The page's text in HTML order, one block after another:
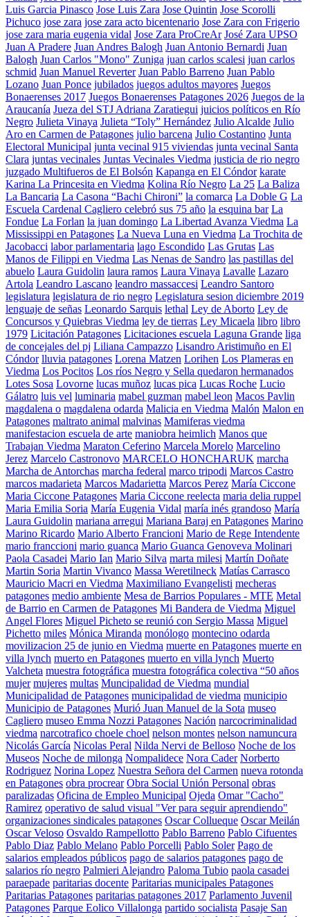
Luis Garcia Pinasco Jose Luis Zara Jose Quintin Jose Scorolli
Pichuco jose zara jose zara acto bicentenario Jose Zara con Frigerio
jose zara maria eugenia vidal Jose Zara ProCreAr José Zara UPSO
Juan A Pradere Juan Andres Balogh Juan Antonio Bernardi Juan
Balogh Juan Carlos "Mono" Zuniga juan carlos scalesi juan carlos
schmid Juan Manuel Reverter Juan Pablo Barreno Juan Pablo
Lozano Juan Ponce jubilados juegos adultos mayores Juegos
Bonaerenses 2017 Juegos Bonaerenses Patagones 2026 Juegos de la
Araucanía Jueza del STJ Adriana Zaratiegui juicios políticos en Río
Negro Julieta Vinaya Julieta “Toly” Hernández Julio Alcalde Julio
Aro en Carmen de Patagones julio barcena Julio Costantino Junta
Electoral Municipal junta vecinal 915 viviendas junta vecinal Santa
Clara juntas vecinales Juntas Vecinales Viedma justicia de rio negro
juzgado Multifueros de El Bolsón Kapanga en El Cóndor karate
Karina La Princesita en Viedma Kolina Río Negro La 25 La Baliza
La Bancaria La Casona “Bachi Chironi” la comarca La Doble G La
Escuela Cardenal Cagliero celebró sus 75 año la esquina bar La
Fondue La Forlan la juan domingo La Libertad Avanza Viedma La
Mississippi en Patagones La Nueva Luna en Viedma La Trochita de
Jacobacci labor parlamentaria lago Escondido Las Grutas Las
Manos de Filippi en Viedma Las Nenas de Sandro las pastillas del
abuelo Laura Guidolin laura ramos Laura Vinaya Lavalle Lazaro
Artola Leandro Lascano leandro massaccesi Leandro Santoro
legislatura legislatura de rio negro Legislatura sesion diciembre 2019
lenguaje de señas Leonardo Sarquis lethal Ley de Aborto Ley de
Concursos y Quiebras Viedma ley de tierras Ley Micaela libro libro
1979 Licitación Patagones Licitaciones escuela Laguna Grande liga
de concejales del pj Liliana Campazzo Lisandro Aristimuño en El
Cóndor lluvia patagones Lorena Matzen Lorihen Los Plameras en
Viedma Los Pocitos Los ríos Negro y Sella quedaron hermanados
Lotes Sosa Lovorne lucas muñoz lucas pica Lucas Roche Lucio
Gálatro luis vel luminaria mabel guzman mabel leon Macos Pavlin
magdalena o magdalena odarda Malicia en Viedma Malón Malon en
Patagones maltrato animal malvinas Mamiferas viedma
manifestacion escuela de arte maniobra heimlich Manos que
Trabajan Viedma Maraton Ceferino Marcela Morelo Marcelino
Jerez Marcelo Castronovo MARCELO HONCHARUK marcha
Marcha de Antorchas marcha federal marco tripodi Marcos Castro
marcos madarieta Marcos Madarietta Marcos Perez María Ciccone
Maria Ciccone Patagones Maria Ciccone reelecta maria delia ruppel
Maria Emilia Soria María Eugenia Vidal maría inés grandoso María
Laura Guidolin mariana arregui Mariana Baraj en Patagones Marino
Marino Ricardo Mario Alberto Francioni Mario de Rege Intendente
mario franccioni mario guanca Mario Guanca Genoveva Molinari
Paola Casadei Mario Ian Mario Silva marta milesi Martín Doñate
Martin Soria Martin Vivanco Massa Weretilneck Matías Carrasco
Mauricio Macri en Viedma Maximiliano Evangelisti mecheras
patagones medio ambiente Mesa de Barrios Populares - MTE Metal
de Barrio en Carmen de Patagones Mi Bandera de Viedma Miguel
Angel Flores Miguel Picheto se reunió con Sergio Massa Miguel
Pichetto miles Mónica Miranda monólogo montecino odarda
movilizacion 25 de junio en Viedma muerte en Patagones muerte en
villa lynch muerto en Patagones muerto en villa lynch Muerto
Valcheta muestra fotográfica muestra fotográfica colectiva “50 años
mujer mujeres multas Muncipalidad de Viedma mundial
Municipalidad de Patagones municipalidad de viedma municipio
Municipio de Patagones Murió Juan Manuel de la Sota museo
Cagliero museo Emma Nozzi Patagones Nación narcocriminalidad
viedma narcotrafico choele choel nelson montes nelson namuncura
Nicolás García Nicolas Peral Nilda Nervi de Belloso Noche de los
Museos Noche de milonga Nompalidece Nora Cader Norberto
Rodriguez Norina Lopez Nuestra Señora del Carmen nueva rotonda
en Patagones obra procrear Obra Social Unión Personal obras
paralizadas Oficina de Empleo Municipal Ojeda Omar "Cacho"
Ramirez operativo de salud visual "Ver para seguir aprendiendo"
organizaciones sindicales patagones Oscar Collueque Oscar Meilán
Oscar Veloso Osvaldo Rampellotto Pablo Barreno Pablo Cifuentes
Pablo Diaz Pablo Melano Pablo Porcelli Pablo Soler Pago de
salarios empleados públicos pago de salarios patagones pago de
salarios río negro Palmieri Alejandro Paloma Tubio paola casadei
paraepade paritarias docente Paritarias municipales Patagones
Paritarias Patagones paritarias patagones 2017 Parlamento Juvenil
Patagones Parque Eolico Villalonga partido socialista Pasaje San